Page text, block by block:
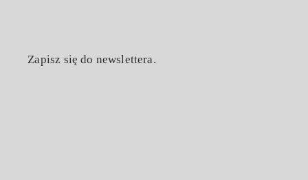
Zapisz się do newslettera.